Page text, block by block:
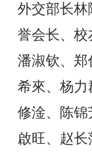
外交部长
誉会长、
潘淑钦、
希來、杨
修淦、陈
啟旺、赵